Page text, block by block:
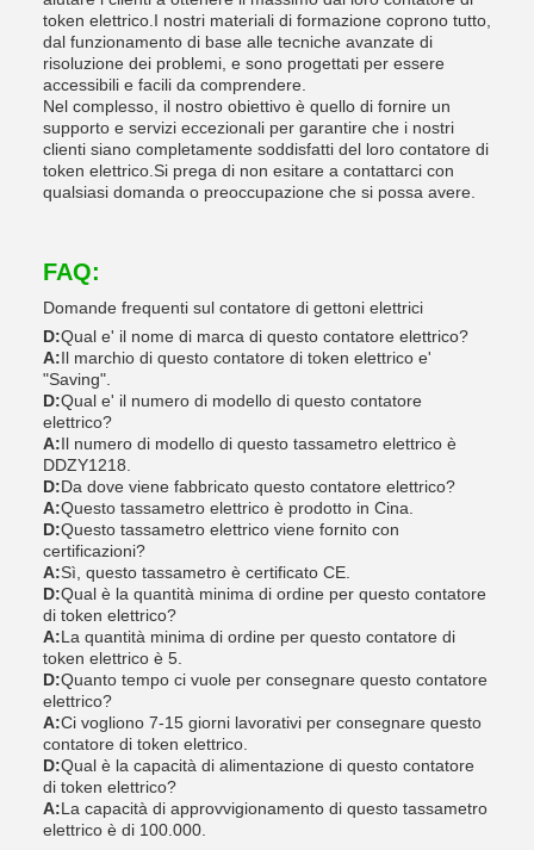
token elettrico.I nostri materiali di formazione coprono tutto,
dal funzionamento di base alle tecniche avanzate di
risoluzione dei problemi, e sono progettati per essere
accessibili e facili da comprendere.
Nel complesso, il nostro obiettivo è quello di fornire un
supporto e servizi eccezionali per garantire che i nostri
clienti siano completamente soddisfatti del loro contatore di
token elettrico.Si prega di non esitare a contattarci con
qualsiasi domanda o preoccupazione che si possa avere.
FAQ:
Domande frequenti sul contatore di gettoni elettrici
D:Qual e' il nome di marca di questo contatore elettrico?
A:Il marchio di questo contatore di token elettrico e'
"Saving".
D:Qual e' il numero di modello di questo contatore
elettrico?
A:Il numero di modello di questo tassametro elettrico è
DDZY1218.
D:Da dove viene fabbricato questo contatore elettrico?
A:Questo tassametro elettrico è prodotto in Cina.
D:Questo tassametro elettrico viene fornito con
certificazioni?
A:Sì, questo tassametro è certificato CE.
D:Qual è la quantità minima di ordine per questo contatore
di token elettrico?
A:La quantità minima di ordine per questo contatore di
token elettrico è 5.
D:Quanto tempo ci vuole per consegnare questo contatore
elettrico?
A:Ci vogliono 7-15 giorni lavorativi per consegnare questo
contatore di token elettrico.
D:Qual è la capacità di alimentazione di questo contatore
di token elettrico?
A:La capacità di approvvigionamento di questo tassametro
elettrico è di 100.000.